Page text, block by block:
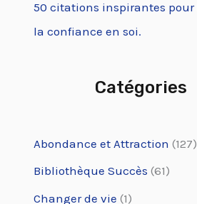
50 citations inspirantes pour
la confiance en soi.
Catégories
Abondance et Attraction (127)
Bibliothèque Succès (61)
Changer de vie (1)